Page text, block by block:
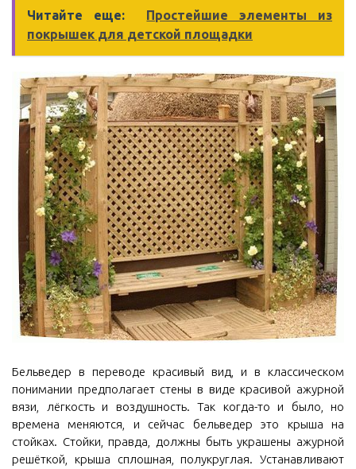
Читайте еще:
Простейшие элементы из
покрышек для детской площадки
Бельведер в переводе красивый вид, и в классическом
понимании предполагает стены в виде красивой ажурной
вязи, лёгкость и воздушность. Так когда-то и было, но
времена меняются, и сейчас бельведер это крыша на
стойках. Стойки, правда, должны быть украшены ажурной
решёткой, крыша сплошная, полукруглая. Устанавливают